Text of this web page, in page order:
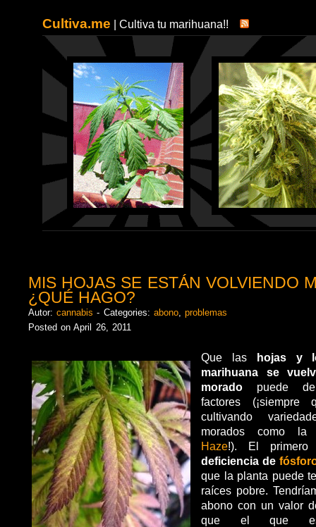
Cultiva.me | Cultiva tu marihuana!!
MIS HOJAS SE ESTÁN VOLVIENDO
¿QUÉ HAGO?
Autor:cannabis - Categories: abono,problemas
Posted on April 26, 2011
Que las hojas y
marihuana se
morado puede
factores (¡siempre
cultivando
morados como
Haze!). El primero
deficiencia de
que la planta puede
raíces pobre.
abono con un valor
que el que